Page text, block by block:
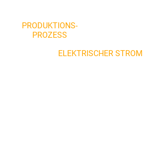
PRODUKTIONS-
PROZESS
ELEKTRISCHER STROM